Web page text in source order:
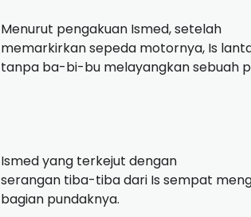
Menurut pengakuan Ismed, setelah
memarkirkan sepeda motornya, Is
tanpa ba-bi-bu melayangkan sebuah
Ismed yang terkejut dengan
serangan tiba-tiba dari Is sempat
bagian pundaknya.